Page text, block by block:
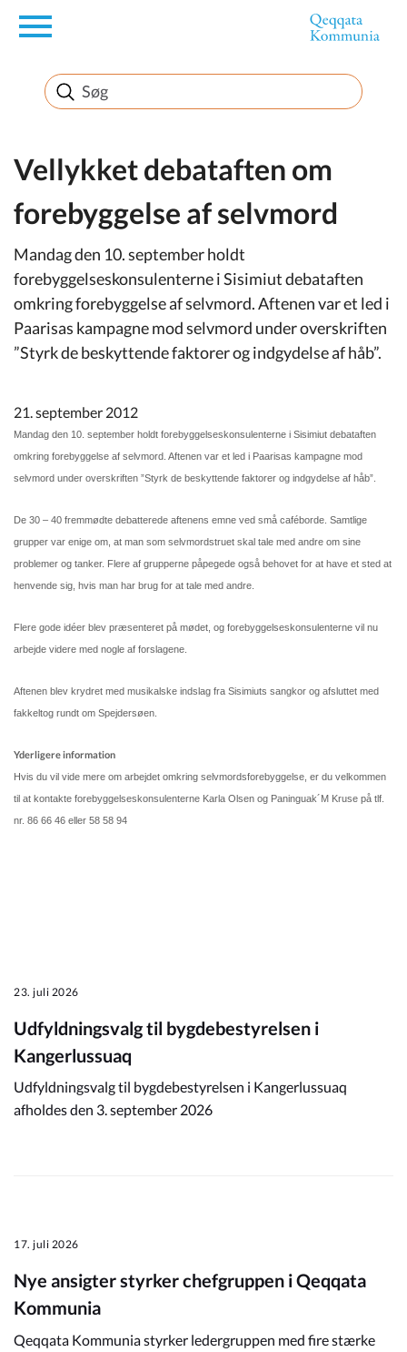
en
Borger
Erhverv
Politik
Turisme
Selvbetjening
Kommuneplan
Om Kommunen
Vellykket debataften om
forebyggelse af selvmord
Mandag den 10. september holdt
forebyggelseskonsulenterne i Sisimiut debataften
omkring forebyggelse af selvmord. Aftenen var et led i
Paarisas kampagne mod selvmord under overskriften
”Styrk de beskyttende faktorer og indgydelse af håb”.
21. september 2012
Mandag den 10. september holdt forebyggelseskonsulenterne i Sisimiut debataften
omkring forebyggelse af selvmord. Aftenen var et led i Paarisas kampagne mod
selvmord under overskriften ”Styrk de beskyttende faktorer og indgydelse af håb”.
De 30 – 40 fremmødte debatterede aftenens emne ved små caféborde. Samtlige
grupper var enige om, at man som selvmordstruet skal tale med andre om sine
problemer og tanker. Flere af grupperne påpegede også behovet for at have et sted at
henvende sig, hvis man har brug for at tale med andre.
Flere gode idéer blev præsenteret på mødet, og forebyggelseskonsulenterne vil nu
arbejde videre med nogle af forslagene.
Aftenen blev krydret med musikalske indslag fra Sisimiuts sangkor og afsluttet med
fakkeltog rundt om Spejdersøen.
Yderligere information
Hvis du vil vide mere om arbejdet omkring selvmordsforebyggelse, er du velkommen
til at kontakte forebyggelseskonsulenterne Karla Olsen og Paninguak´M Kruse på tlf.
nr. 86 66 46 eller 58 58 94
23. juli 2026
Udfyldningsvalg til bygdebestyrelsen i
Kangerlussuaq
Udfyldningsvalg til bygdebestyrelsen i Kangerlussuaq
afholdes den 3. september 2026
17. juli 2026
Nye ansigter styrker chefgruppen i Qeqqata
Kommunia
Qeqqata Kommunia styrker ledergruppen med fire stærke